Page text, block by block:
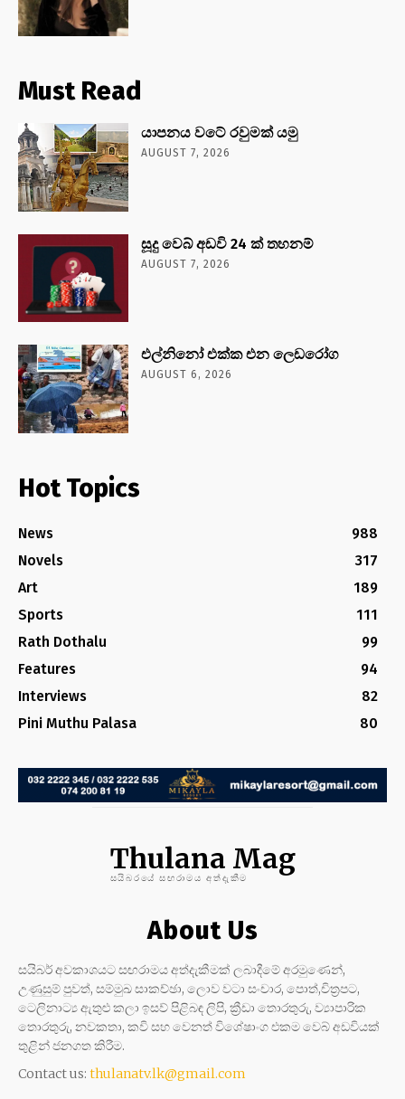
Must Read
යාපනය වටේ රවුමක් යමු
AUGUST 7, 2026
සූදු වෙබ් අඩවි 24 ක් තහනම්
AUGUST 7, 2026
එල්නිනෝ එක්ක එන ලෙඩරෝග
AUGUST 6, 2026
Hot Topics
News
988
Novels
317
Art
189
Sports
111
Rath Dothalu
99
Features
94
Interviews
82
Pini Muthu Palasa
80
Thulana Mag
සයිබරයේ සඟරාමය අත්දැකීම
About Us
සයිබර් අවකාශයට සඟරාමය අත්දැකීමක් ලබාදීමේ අරමුණෙන්,
උණුසුම් පුවත්, සම්මුඛ සාකච්ඡා, ලොව වටා සංචාර, පොත්,චිත්‍රපට,
ටෙලිනාට්‍ය ඇතුළු කලා ඉසව් පිළිබඳ ලිපි, ක්‍රීඩා තොරතුරු, ව්‍යාපාරික
තොරතුරු, නවකතා, කවි සහ වෙනත් විශේෂාංග එකම වෙබ් අඩවියක්
තුළින් ජනගත කිරීම.
Contact us: thulanatv.lk@gmail.com